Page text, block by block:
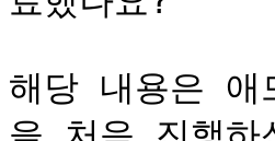
해당 내용은